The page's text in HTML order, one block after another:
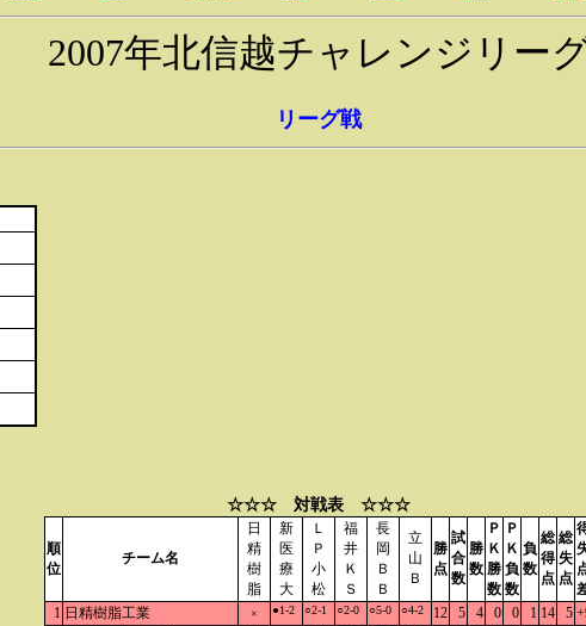
2007年北信越チャレンジリー
リーグ戦
☆☆☆ 対戦表 ☆☆☆
順
位
チーム名
日
精
樹
脂
新
医
療
大
Ｌ
Ｐ
小
松
福
井
Ｋ
Ｓ
長
岡
Ｂ
Ｂ
立
山
Ｂ
勝
点
試
合
数
勝
数
Ｐ
Ｋ
勝
数
Ｐ
Ｋ
負
数
負
数
総
得
点
総
失
点
1 日精樹脂工業 × ●1-2 ○2-1 ○2-0 ○5-0 ○4-2 12 5 4 0 0 1 14 5